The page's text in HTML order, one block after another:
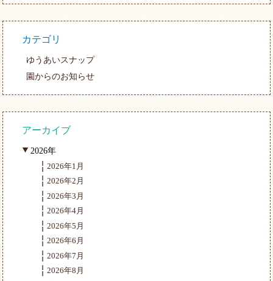
カテゴリ
ゆうあいスナップ
園からのお知らせ
アーカイブ
2026年
2026年1月
2026年2月
2026年3月
2026年4月
2026年5月
2026年6月
2026年7月
2026年8月